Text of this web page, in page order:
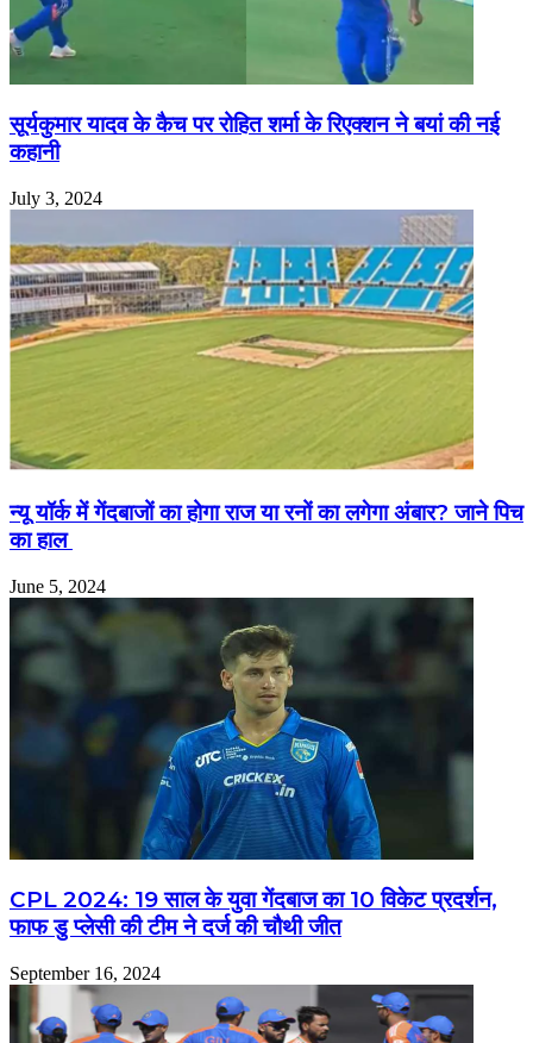
सूर्यकुमार यादव के कैच पर रोहित शर्मा के रिएक्शन ने बयां की नई
कहानी
July 3, 2024
न्यू यॉर्क में गेंदबाजों का होगा राज या रनों का लगेगा अंबार? जाने पिच
का हाल
June 5, 2024
CPL 2024: 19 साल के युवा गेंदबाज का 10 विकेट प्रदर्शन,
फाफ डु प्लेसी की टीम ने दर्ज की चौथी जीत
September 16, 2024